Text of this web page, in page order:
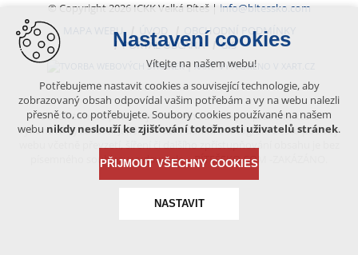
© Copyright 2026 ICKK Velká Bíteš | info@bitessko.com
MAPA WEBU
ÚVOD
OBCHODNÍ PODMÍNKY
PORTÁL OBČANA
GIS
VYTVOŘENO V XART.CZ
Obsah tohoto portálu je chráněn autorským právem, které
vykonává vydavatel. Jakékoliv užití článků a fotografií z této podoby
písemného souhlasu vydavatele – BÍTEŠSKO.COM -ZAKÁZÁNO.
Nastavení cookies
Vítejte na našem webu!
Potřebujeme nastavit cookies a související technologie, aby
zobrazovaný obsah odpovídal vašim potřebám a vy na webu nalezli
přesně to, co potřebujete. Soubory cookies používané na našem
webu nikdy neslouží ke zjišťování totožnosti uživatelů stránek.
PŘIJMOUT VŠECHNY COOKIES
NASTAVIT